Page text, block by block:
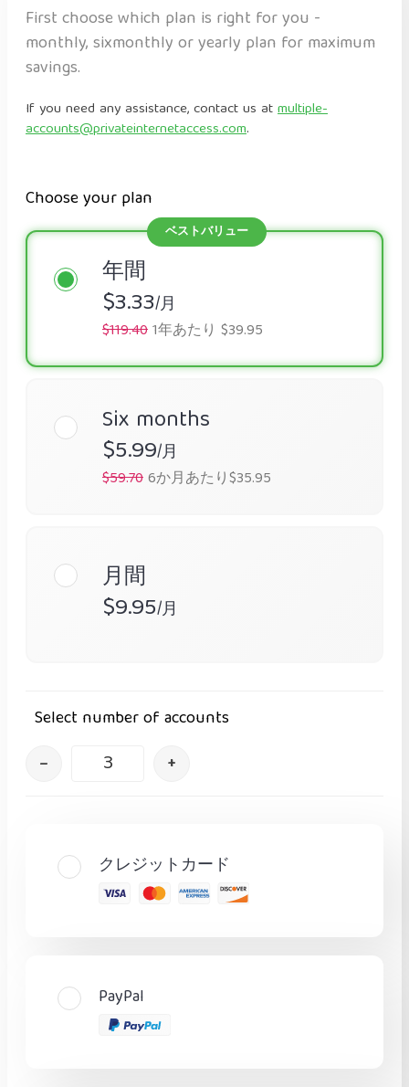
First choose which plan is right for you -
monthly, sixmonthly or yearly plan for maximum
savings.
If you need any assistance, contact us atmultiple-
accounts@privateinternetaccess.com.
Choose your plan
年間
$3.33/月
$119.401年あたり $39.95
Six months
$5.99/月
$59.706か月あたり$35.95
月間
$9.95/月
Select number of accounts
– +
クレジットカード
PayPal